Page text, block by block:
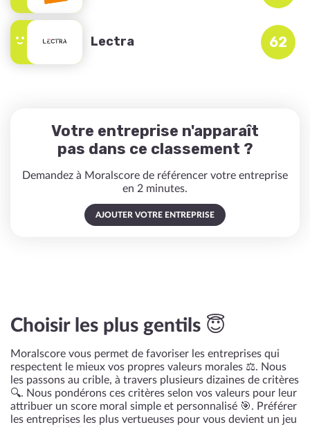
Lectra 62
Votre entreprise n'apparaît
pas dans ce classement ?
Demandez à Moralscore de référencer votre entreprise
en 2 minutes.
AJOUTER VOTRE ENTREPRISE
Choisir les plus gentils 😇
Moralscore vous permet de favoriser les entreprises qui
respectent le mieux vos propres valeurs morales ⚖️. Nous
les passons au crible, à travers plusieurs dizaines de critères
🔍. Nous pondérons ces critères selon vos valeurs pour leur
attribuer un score moral simple et personnalisé 🎯. Préférer
les entreprises les plus vertueuses pour vous devient un jeu